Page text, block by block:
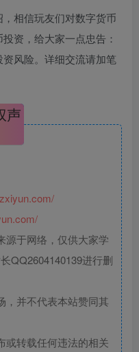
相信玩友们对数字货币
资，给大家一点忠告：
风险。详细交流请加笔
声
源于网络，仅供大家学
QQ2604140139进行删
，并不代表本站赞同其
或转载任何违法的相关